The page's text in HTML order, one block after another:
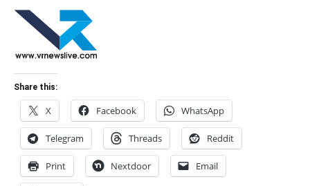
Share this:
X Facebook WhatsApp
Telegram Threads Reddit
Print Nextdoor Email